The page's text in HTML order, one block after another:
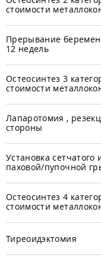
стоимости
Прерывание
12 недель
Остеосинтез 3
стоимости
Лапаротомия ,
стороны
Установка
паховой/пупочной
Остеосинтез 4
стоимости
Тиреоидэктомия